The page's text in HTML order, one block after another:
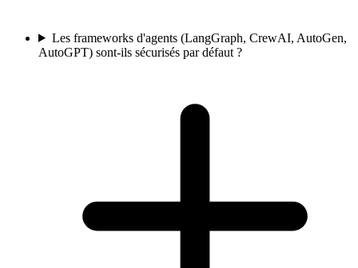
Les frameworks d'agents (LangGraph, CrewAI, AutoGen,
AutoGPT) sont-ils sécurisés par défaut ?